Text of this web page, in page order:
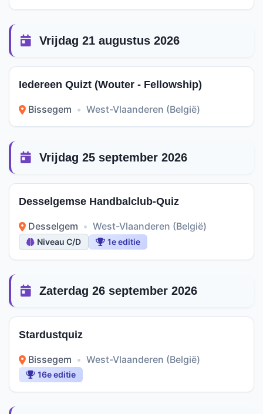
Vrijdag 21 augustus 2026
Iedereen Quizt (Wouter - Fellowship)
Bissegem • West-Vlaanderen (België)
Vrijdag 25 september 2026
Desselgemse Handbalclub-Quiz
Desselgem • West-Vlaanderen (België)
Niveau C/D 1e editie
Zaterdag 26 september 2026
Stardustquiz
Bissegem • West-Vlaanderen (België)
16e editie